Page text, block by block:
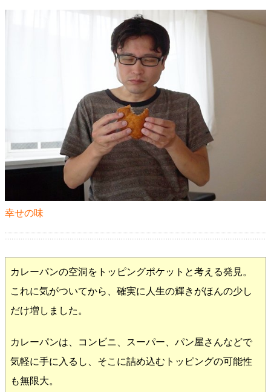
幸せの味
カレーパンの空洞をトッピングポケットと考える発見。
これに気がついてから、確実に人生の輝きがほんの少し
だけ増しました。
カレーパンは、コンビニ、スーパー、パン屋さんなどで
気軽に手に入るし、そこに詰め込むトッピングの可能性
も無限大。